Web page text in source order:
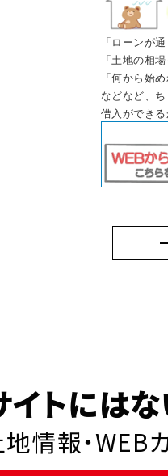
「ローンが
「土地の相
「何から始
などなど、
借入ができ
トにはな
情報・WEB